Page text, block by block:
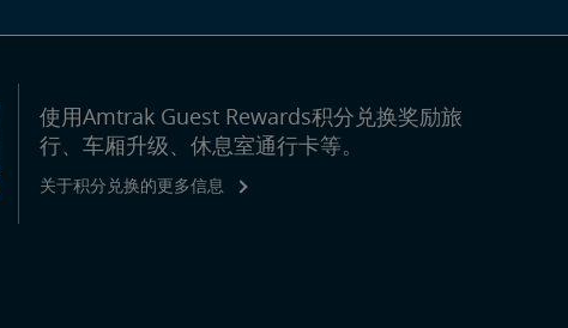
使用Amtrak Guest Rewards积分兑换奖励旅
行、车厢升级、休息室通行卡等。
关于积分兑换的更多信息